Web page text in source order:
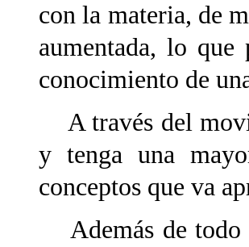
con la materia, de
aumentada, lo
conocimiento de
A través del
y tenga una
conceptos que va
Además de todo